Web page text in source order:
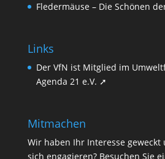
Fledermäuse – Die Schönen
Links
Der VfN ist Mitglied im
Agenda 21 e.V. ➚
Mitmachen
Wir haben Ihr Interesse geweckt
sich engagieren? Besuchen Sie